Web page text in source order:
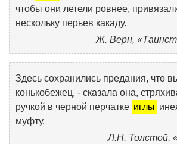
чтобы они летели ровнее,
нескольку перьев какаду.
Ж. Верн,
Здесь сохранились предания, что
конькобежец, - сказала она,
ручкой в черной перчатке иглы
муфту.
Л.Н. Толстой,